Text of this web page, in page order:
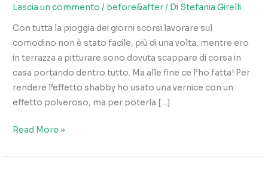
Lascia un commento / before&after/ Di Stefania Girelli
Con tutta la pioggia dei giorni scorsi lavorare sul
comodino non è stato facile, più di una volta, mentre ero
in terrazza a pitturare sono dovuta scappare di corsa in
casa portando dentro tutto. Ma alle fine ce l’ho fatta! Per
rendere l’effetto shabby ho usato una vernice con un
effetto polveroso, ma per poterla […]
il
bianco
Read More »